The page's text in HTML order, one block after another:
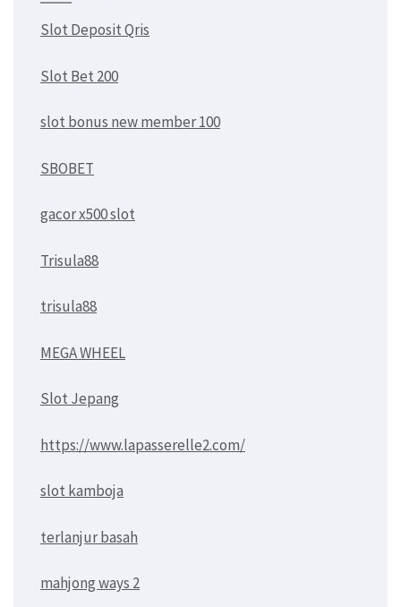
Slot Deposit Qris
Slot Bet 200
slot bonus new member 100
SBOBET
gacor x500 slot
Trisula88
trisula88
MEGA WHEEL
Slot Jepang
https://www.lapasserelle2.com/
slot kamboja
terlanjur basah
mahjong ways 2